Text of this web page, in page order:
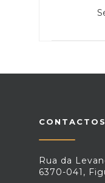
CONTACTOS
Rua da
6370-041,